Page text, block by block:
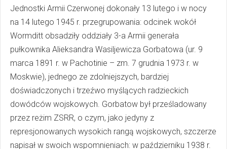
Jednostki Armii Czerwonej dokonały 13 lutego i w nocy
na 14 lutego 1945 r. przegrupowania: odcinek wokół
Wormditt obsadziły oddziały 3-a Armii generała
pułkownika Alieksandra Wasiljewicza Gorbatowa (ur. 9
marca 1891 r. w Pachotinie – zm. 7 grudnia 1973 r. w
Moskwie), jednego ze zdolniejszych, bardziej
doświadczonych i trzeźwo myślących radzieckich
dowódców wojskowych. Gorbatow był prześladowany
przez reżim ZSRR, o czym, jako jedyny z
represjonowanych wysokich rangą wojskowych, szczerze
napisał w swoich wspomnieniach: w październiku 1938 r.